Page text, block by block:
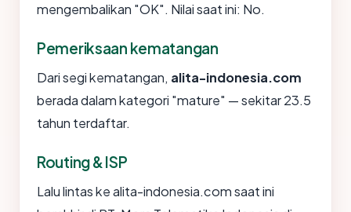
mengembalikan "OK". Nilai saat ini: No.
Pemeriksaan kematangan
Dari segi kematangan, alita-indonesia.com
berada dalam kategori "mature" — sekitar 23.5
tahun terdaftar.
Routing & ISP
Lalu lintas ke alita-indonesia.com saat ini